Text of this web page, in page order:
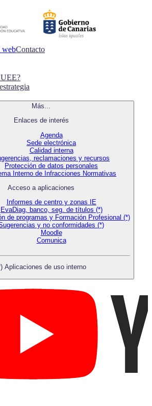
webContacto
Más...
Enlaces de interés
Agenda
Sede electrónica
Calidad interna
reclamaciones y recursos
Protección de datos personales
Interno de Infracciones Normativas
Acceso a aplicaciones
Informes de centro y zonas IE
EvaDiag, banco, seg. de títulos (*)
de programas y Formación Profesional (*)
y no conformidades (*)
Moodle
Comunica
Aplicaciones de uso interno